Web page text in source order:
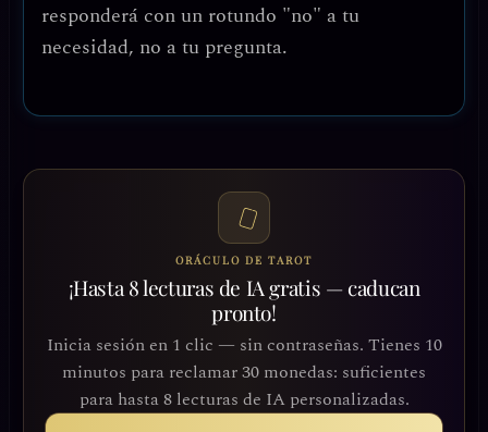
responderá con un rotundo "no" a tu
necesidad, no a tu pregunta.
ORÁCULO DE TAROT
¡Hasta 8 lecturas de IA gratis — caducan
pronto!
Inicia sesión en 1 clic — sin contraseñas. Tienes 10
minutos para reclamar 30 monedas: suficientes
para hasta 8 lecturas de IA personalizadas.